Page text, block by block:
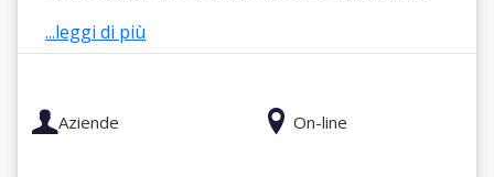
...leggi di più
Aziende On-line